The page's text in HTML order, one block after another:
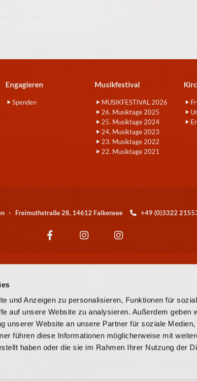
und Anzeigen zu personalisieren, Funktionen für
auf unsere Website zu analysieren. Außerdem geben
unserer Website an unsere Partner für soziale Medien,
führen diese Informationen möglicherweise mit
haben oder die sie im Rahmen Ihrer Nutzung der
Engagieren
Spenden
Musikfestival
MUSIKFESTIVAL 2026
26. Musiktage 2025
25. Musiktage 2024
24. Musiktage 2023
23. Musiktage 2022
22. Musiktage 2021
· Freimuthstraße 28, 14612 Falkensee  +49 (0)3322
© EKBO
© Evangelische Kirchengemeinde Falkensee-Falkenhagen
Cookie-Richtlinie